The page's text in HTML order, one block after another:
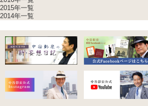
2015年一覧
2014年一覧